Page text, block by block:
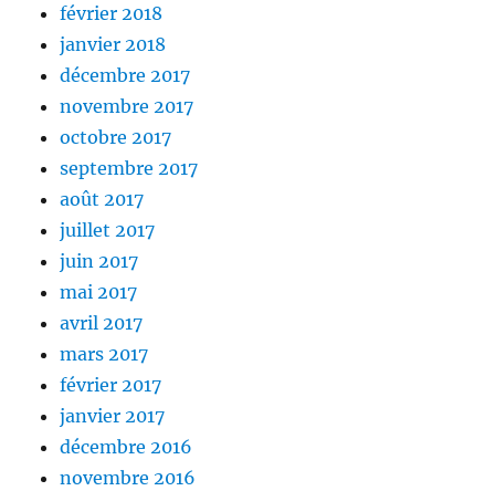
février 2018
janvier 2018
décembre 2017
novembre 2017
octobre 2017
septembre 2017
août 2017
juillet 2017
juin 2017
mai 2017
avril 2017
mars 2017
février 2017
janvier 2017
décembre 2016
novembre 2016